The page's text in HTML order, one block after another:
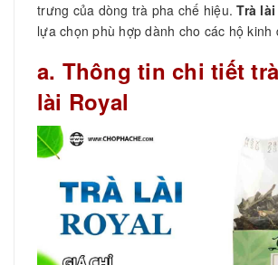
trưng của dòng trà pha chế hiệu.Trà lài
lựa chọn phù hợp dành cho các hộ kinh
a. Thông tin chi tiết trà
lài Royal